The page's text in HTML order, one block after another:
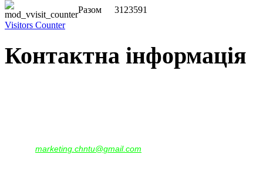
Разом
3123591
Visitors Counter
Контактна інформація
marketing.chntu@gmail.com